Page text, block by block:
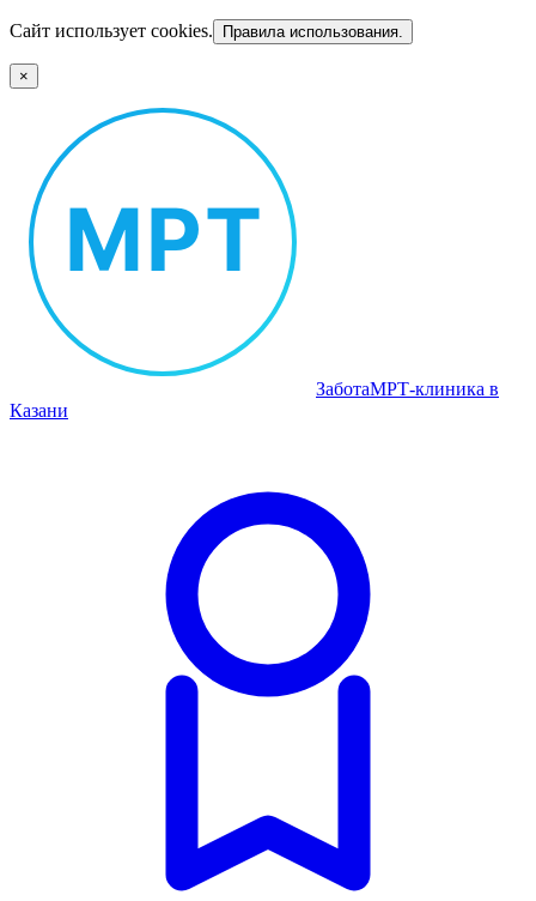
Сайт использует cookies. Правила использования.
×
ЗаботаМРТ‑клиника в
Казани